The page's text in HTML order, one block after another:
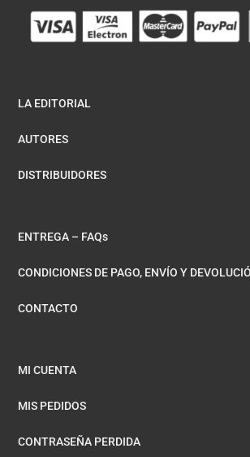
LA EDITORIAL
AUTORES
DISTRIBUIDORES
ENTREGA – FAQs
CONDICIONES DE PAGO, ENVÍO Y
CONTACTO
MI CUENTA
MIS PEDIDOS
CONTRASEÑA PERDIDA